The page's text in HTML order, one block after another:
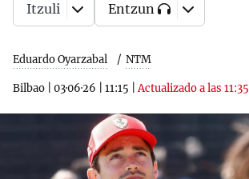
Eduardo Oyarzabal NTM
Bilbao 03·06·26 11:15 |Actualizado a las 11:35
Itzuli Entzun